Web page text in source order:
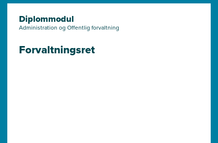
Diplommodul
Administration og Offentlig forvaltning
Forvaltningsret